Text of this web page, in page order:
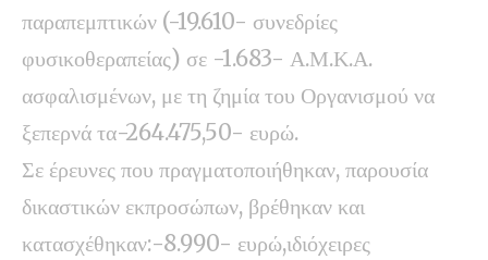
παραπεμπτικών (-19.610- συνεδρίες
φυσικοθεραπείας) σε -1.683- Α.Μ.Κ.Α.
ασφαλισμένων, με τη ζημία του Οργανισμού να
ξεπερνά τα-264.475,50- ευρώ.
Σε έρευνες που πραγματοποιήθηκαν, παρουσία
δικαστικών εκπροσώπων, βρέθηκαν και
κατασχέθηκαν:-8.990- ευρώ,ιδιόχειρες